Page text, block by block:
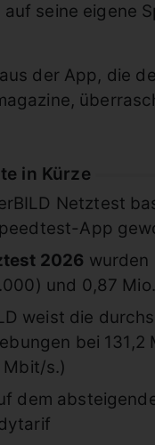
seine eigene
der App, die
in Kürze
Netztest
App
2026 wurden
und 0,87
weist die
bei
Mbit/s.)
dem